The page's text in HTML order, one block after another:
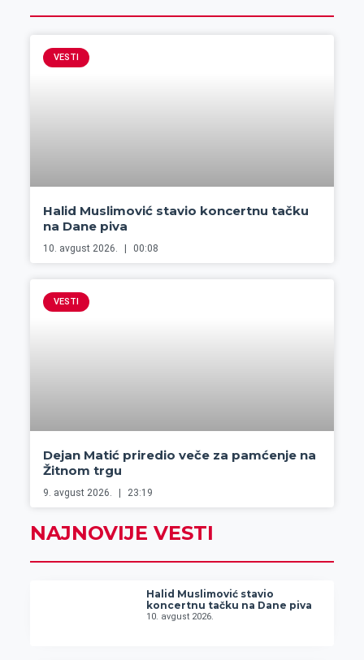
VESTI
Halid Muslimović stavio koncertnu tačku
na Dane piva
10. avgust 2026. 00:08
VESTI
Dejan Matić priredio veče za pamćenje na
Žitnom trgu
9. avgust 2026. 23:19
NAJNOVIJE VESTI
Halid Muslimović stavio
koncertnu tačku na Dane piva
10. avgust 2026.